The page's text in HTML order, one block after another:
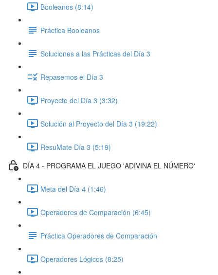
Booleanos (8:14)
Práctica Booleanos
Soluciones a las Prácticas del Día 3
Repasemos el Día 3
Proyecto del Día 3 (3:32)
Solución al Proyecto del Día 3 (19:22)
ResuMate Día 3 (5:19)
DÍA 4 - PROGRAMA EL JUEGO 'ADIVINA EL NÚMERO'
Meta del Día 4 (1:46)
Operadores de Comparación (6:45)
Práctica Operadores de Comparación
Operadores Lógicos (8:25)